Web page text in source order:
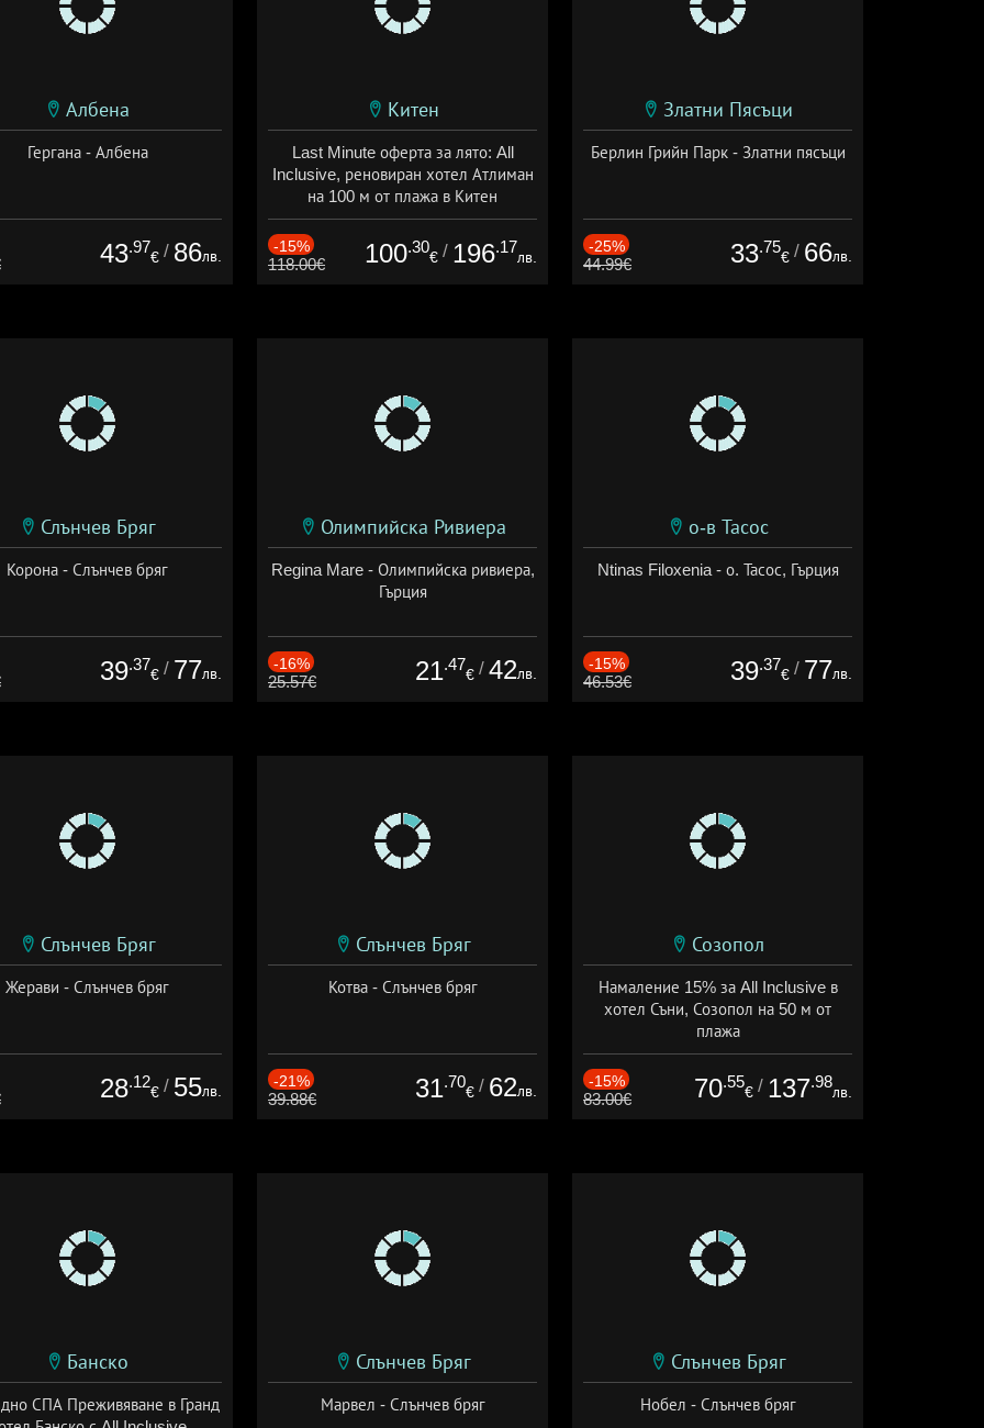
Албена
Гергана - Албена
43.97
€ / 86лв.
Китен
Last Minute оферта за лято: All
Inclusive, реновиран хотел Атлиман
на 100 м от плажа в Китен
Дата: 01.06 - 29.09 + all inclusive
-15%
118.00€ 100.30
€ / 196.17
лв.
Златни Пясъци
Берлин Грийн Парк - Златни пясъци
-25%
44.99€ 33.75
€ / 66лв.
Слънчев Бряг
Корона - Слънчев бряг
39.37
€ / 77лв.
Олимпийска Ривиера
Regina Mare - Олимпийска ривиера,
Гърция
-16%
25.57€ 21.47
€ / 42лв.
о-в Тасос
Ntinas Filoxenia - о. Тасос, Гърция
-15%
46.53€ 39.37
€ / 77лв.
Слънчев Бряг
Жерави - Слънчев бряг
28.12
€ / 55лв.
Слънчев Бряг
Котва - Слънчев бряг
-21%
39.88€ 31.70
€ / 62лв.
Созопол
Намаление 15% за All Inclusive в
хотел Съни, Созопол на 50 м от
плажа
Дата: 30.07 - 30.09 + all inclusive
-15%
83.00€ 70.55
€ / 137.98
лв.
Банско
СПА Преживяване в Гранд
Слънчев Бряг
Марвел - Слънчев бряг
Слънчев Бряг
Нобел - Слънчев бряг